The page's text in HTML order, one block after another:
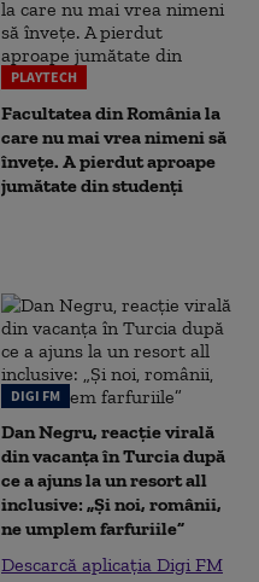
PLAYTECH
Facultatea din România la
care nu mai vrea nimeni să
înveţe. A pierdut aproape
jumătate din studenţi
DIGI FM
Dan Negru, reacție virală
din vacanța în Turcia după
ce a ajuns la un resort all
inclusive: „Și noi, românii,
ne umplem farfuriile”
Descarcă aplicația Digi FM